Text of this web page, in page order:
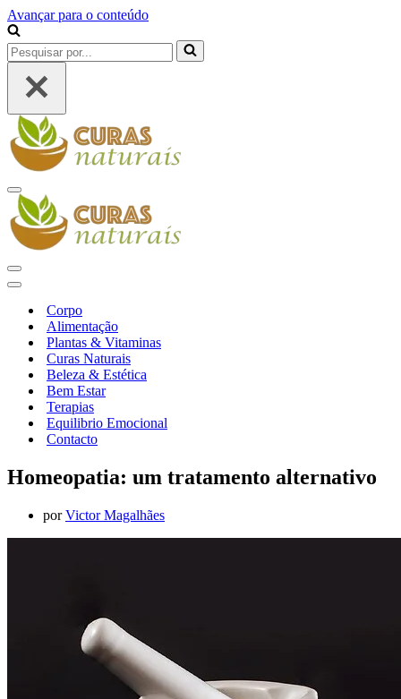
Avançar para o conteúdo
Pesquisar
por...
Menu
de
navegação
Menu
de
Menu
navegação
Corpo
Alimentação
Plantas & Vitaminas
Curas Naturais
Beleza & Estética
Bem Estar
Terapias
Equilibrio Emocional
Contacto
Homeopatia: um tratamento alternativo
porVictor Magalhães